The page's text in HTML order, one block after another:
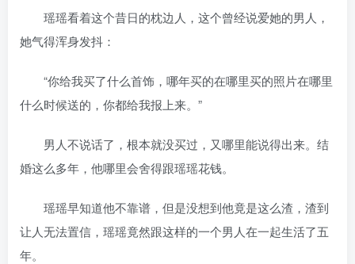
瑶瑶看着这个昔日的枕边人，这个曾经说爱她的男人，
她气得浑身发抖：
“你给我买了什么首饰，哪年买的在哪里买的照片在哪里
什么时候送的，你都给我报上来。”
男人不说话了，根本就没买过，又哪里能说得出来。结
婚这么多年，他哪里会舍得跟瑶瑶花钱。
瑶瑶早知道他不靠谱，但是没想到他竟是这么渣，渣到
让人无法置信，瑶瑶竟然跟这样的一个男人在一起生活了五
年。